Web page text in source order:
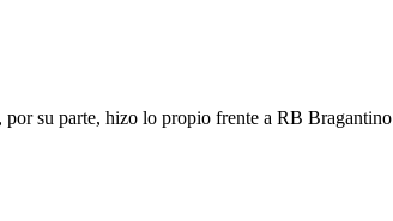
por su parte, hizo lo propio frente a RB Bragantino